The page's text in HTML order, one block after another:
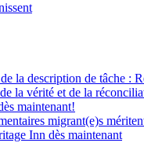
la description de tâche :
la vérité et de la
maintenant!
migrant(e)s
Inn dès maintenant